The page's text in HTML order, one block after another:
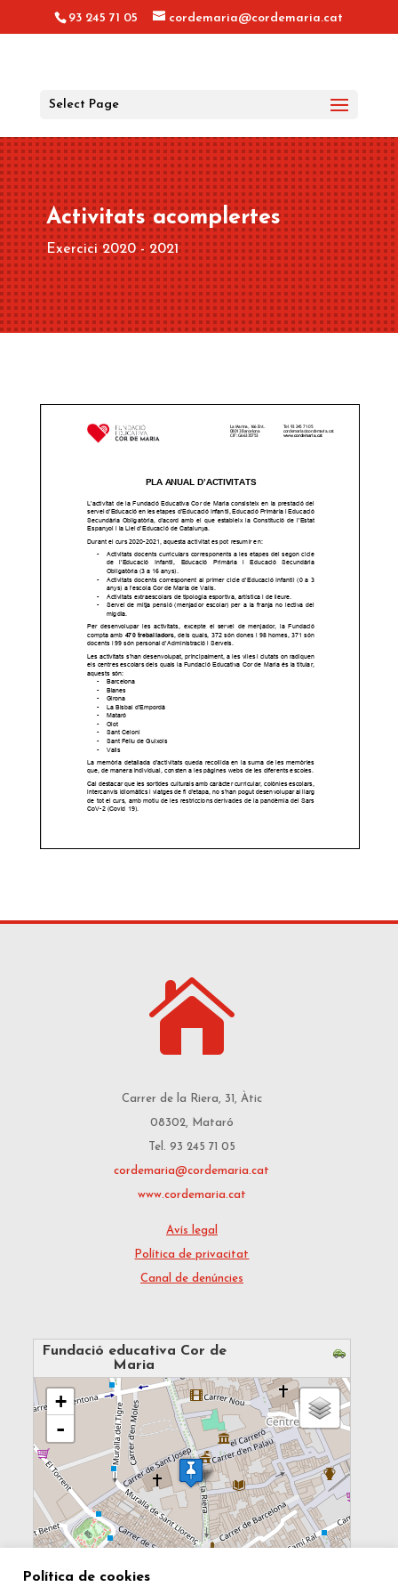
93 245 71 05 cordemaria@cordemaria.cat
Select Page
Activitats acomplertes
Exercici 2020 - 2021

Carrer de la Riera, 31, Àtic
08302, Mataró
Tel. 93 245 71 05
cordemaria@cordemaria.cat
www.cordemaria.cat
Avís legal
Política de privacitat
Canal de denúncies
Fundació educativa Cor de
Maria
loading map - please wait...
+
-
100 mMapsMarker.com(Leaflet
Política de cookies